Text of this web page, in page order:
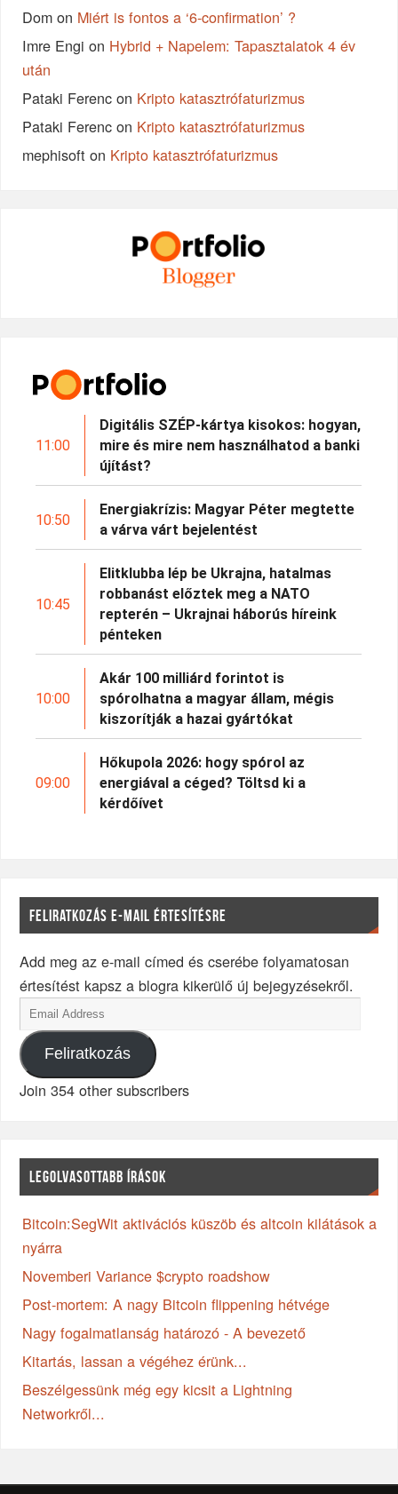
Dom on Miért is fontos a ‘6-confirmation’ ?
Imre Engi on Hybrid + Napelem: Tapasztalatok 4 év
után
Pataki Ferenc on Kripto katasztrófaturizmus
Pataki Ferenc on Kripto katasztrófaturizmus
mephisoft on Kripto katasztrófaturizmus
11:00
Digitális SZÉP-kártya kisokos: hogyan,
mire és mire nem használhatod a banki
újítást?
10:50
Energiakrízis: Magyar Péter megtette
a várva várt bejelentést
10:45
Elitklubba lép be Ukrajna, hatalmas
robbanást előztek meg a NATO
repterén – Ukrajnai háborús híreink
pénteken
10:00
Akár 100 milliárd forintot is
spórolhatna a magyar állam, mégis
kiszorítják a hazai gyártókat
09:00
Hőkupola 2026: hogy spórol az
energiával a céged? Töltsd ki a
kérdőívet
FELIRATKOZÁS E-MAIL ÉRTESÍTÉSRE
Add meg az e-mail címed és cserébe folyamatosan
értesítést kapsz a blogra kikerülő új bejegyzésekről.
Feliratkozás
Join 354 other subscribers
LEGOLVASOTTABB ÍRÁSOK
Bitcoin:SegWit aktivációs küszöb és altcoin kilátások a
nyárra
Novemberi Variance $crypto roadshow
Post-mortem: A nagy Bitcoin flippening hétvége
Nagy fogalmatlanság határozó - A bevezető
Kitartás, lassan a végéhez érünk...
Beszélgessünk még egy kicsit a Lightning
Networkről...